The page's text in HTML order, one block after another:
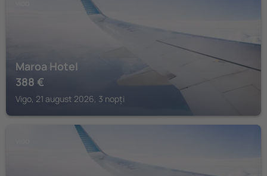
Maroa Hotel
388 €
Vigo, 21 august 2026, 3 nopți